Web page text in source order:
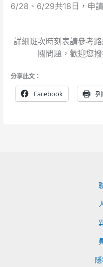
6/28、6/29共18日，申
詳細班次時刻表請參考
關問題，歡迎您
分享此文：
Facebook